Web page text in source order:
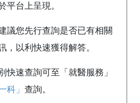
平台上呈現。
議您先行查詢是否已有相關
，以利快速獲得解答。
速查詢可至「就醫服務」
科」 查詢。